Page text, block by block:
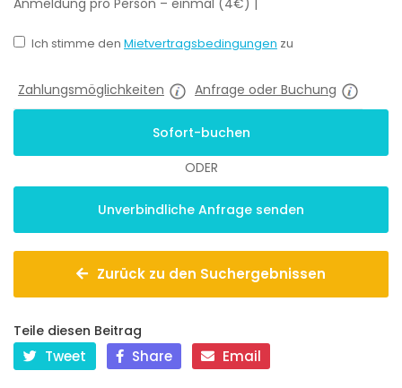
Anmeldung pro Person – einmal (4€)
Ich stimme den Mietvertragsbedingungen zu
Anfrage oder Buchung
Zahlungsmöglichkeiten
ODER
Zurück zu den Suchergebnissen
Teile diesen Beitrag
Tweet Share Email